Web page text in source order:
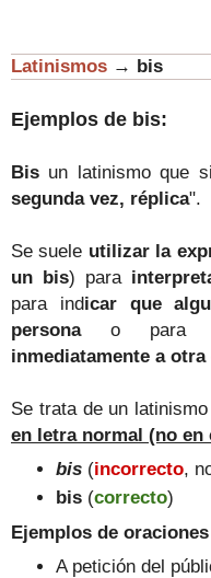
Latinismos → bis
Ejemplos de bis:
Bis un latinismo que
segunda vez, réplica".
Se suele utilizar la
un bis) para
para indicar que
personao para
inmediatamente a
Se trata de un
en letra normal (no en
bis (incorrecto,
bis (correcto)
Ejemplos de
A petición del